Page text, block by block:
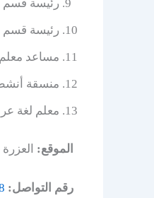
رئيسة قسم
رئيسة قسم
مساعد معلم
منسقة
معلم لغة
الموقع:
رقم التواصل: